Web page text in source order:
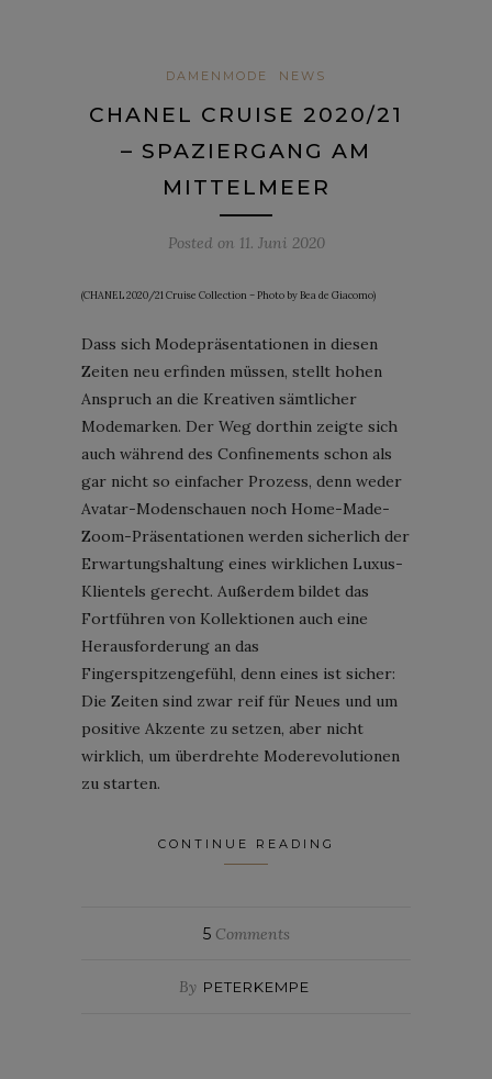
DAMENMODE NEWS
CHANEL CRUISE 2020/21
– SPAZIERGANG AM
MITTELMEER
Posted on 11. Juni 2020
(CHANEL 2020/21 Cruise Collection – Photo by Bea de Giacomo)
Dass sich Modepräsentationen in diesen
Zeiten neu erfinden müssen, stellt hohen
Anspruch an die Kreativen sämtlicher
Modemarken. Der Weg dorthin zeigte sich
auch während des Confinements schon als
gar nicht so einfacher Prozess, denn weder
Avatar-Modenschauen noch Home-Made-
Zoom-Präsentationen werden sicherlich der
Erwartungshaltung eines wirklichen Luxus-
Klientels gerecht. Außerdem bildet das
Fortführen von Kollektionen auch eine
Herausforderung an das
Fingerspitzengefühl, denn eines ist sicher:
Die Zeiten sind zwar reif für Neues und um
positive Akzente zu setzen, aber nicht
wirklich, um überdrehte Moderevolutionen
zu starten.
CONTINUE READING
5Comments
By PETERKEMPE